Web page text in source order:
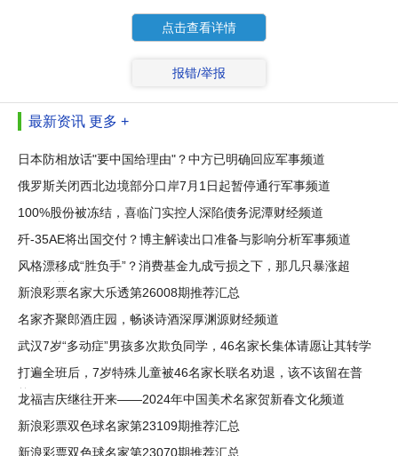
点击查看详情
报错/举报
最新资讯 更多 +
日本防相放话"要中国给理由"？中方已明确回应军事频道
俄罗斯关闭西北边境部分口岸7月1日起暂停通行军事频道
100%股份被冻结，喜临门实控人深陷债务泥潭财经频道
歼-35AE将出国交付？博主解读出口准备与影响分析军事频道
风格漂移成“胜负手”？消费基金九成亏损之下，那几只暴涨超
50%的基
新浪彩票名家大乐透第26008期推荐汇总
名家齐聚郎酒庄园，畅谈诗酒深厚渊源财经频道
武汉7岁“多动症”男孩多次欺负同学，46名家长集体请愿让其转学
打遍全班后，7岁特殊儿童被46名家长联名劝退，该不该留在普
校？
龙福吉庆继往开来——2024年中国美术名家贺新春文化频道
新浪彩票双色球名家第23109期推荐汇总
新浪彩票双色球名家第23070期推荐汇总